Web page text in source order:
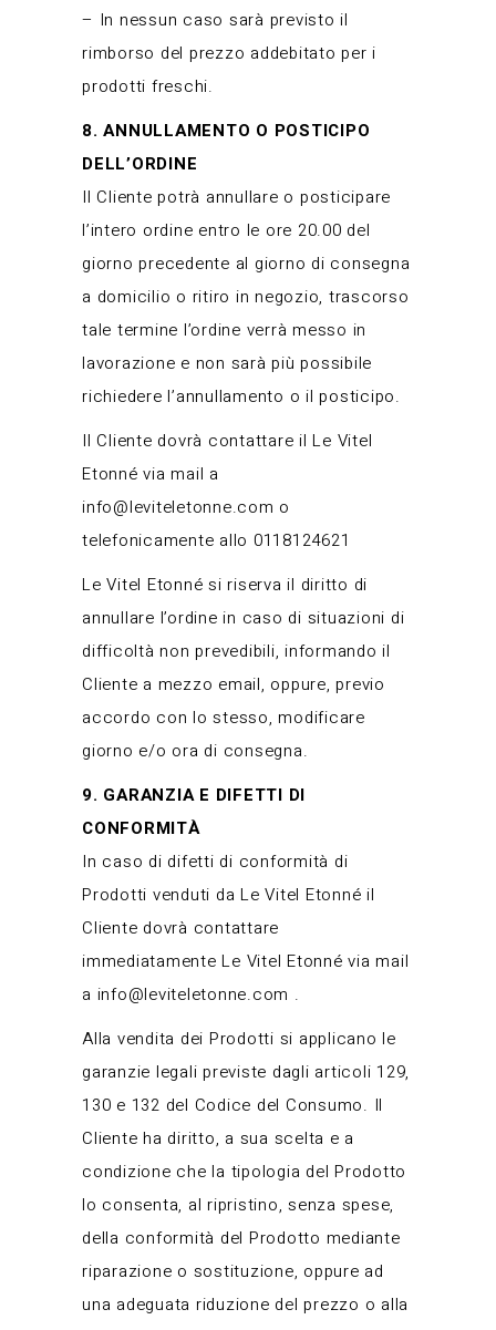
– In nessun caso sarà previsto il
rimborso del prezzo addebitato per i
prodotti freschi.
8. ANNULLAMENTO O POSTICIPO
DELL’ORDINE
Il Cliente potrà annullare o posticipare
l’intero ordine entro le ore 20.00 del
giorno precedente al giorno di consegna
a domicilio o ritiro in negozio, trascorso
tale termine l’ordine verrà messo in
lavorazione e non sarà più possibile
richiedere l’annullamento o il posticipo.
Il Cliente dovrà contattare il Le Vitel
Etonné via mail a
info@leviteletonne.com o
telefonicamente allo 0118124621
Le Vitel Etonné si riserva il diritto di
annullare l’ordine in caso di situazioni di
difficoltà non prevedibili, informando il
Cliente a mezzo email, oppure, previo
accordo con lo stesso, modificare
giorno e/o ora di consegna.
9. GARANZIA E DIFETTI DI
CONFORMITÀ
In caso di difetti di conformità di
Prodotti venduti da Le Vitel Etonné il
Cliente dovrà contattare
immediatamente Le Vitel Etonné via mail
a info@leviteletonne.com .
Alla vendita dei Prodotti si applicano le
garanzie legali previste dagli articoli 129,
130 e 132 del Codice del Consumo. Il
Cliente ha diritto, a sua scelta e a
condizione che la tipologia del Prodotto
lo consenta, al ripristino, senza spese,
della conformità del Prodotto mediante
riparazione o sostituzione, oppure ad
una adeguata riduzione del prezzo o alla